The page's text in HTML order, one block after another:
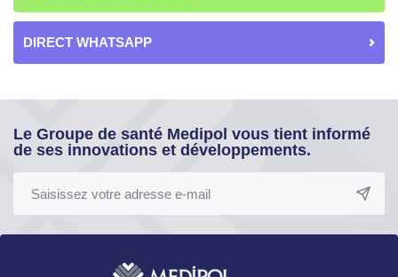
DIRECT WHATSAPP
Le Groupe de santé Medipol vous tient informé
de ses innovations et développements.